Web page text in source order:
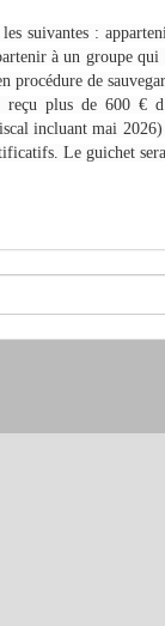
suivantes :
à un groupe
procédure de
reçu plus de 600 €
incluant mai
Le guichet